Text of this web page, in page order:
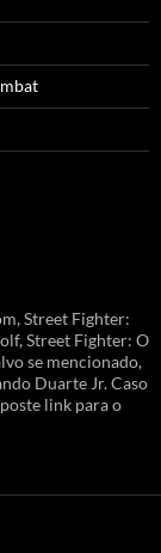
Street Fighter:
Street Fighter: O
se mencionado,
Duarte Jr. Caso
link para o